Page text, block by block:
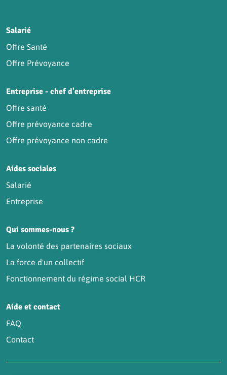
Salarié
Offre Santé
Offre Prévoyance
Entreprise - chef d'entreprise
Offre santé
Offre prévoyance cadre
Offre prévoyance non cadre
Aides sociales
Salarié
Entreprise
Qui sommes-nous ?
La volonté des partenaires sociaux
La force d'un collectif
Fonctionnement du régime social HCR
Aide et contact
FAQ
Contact